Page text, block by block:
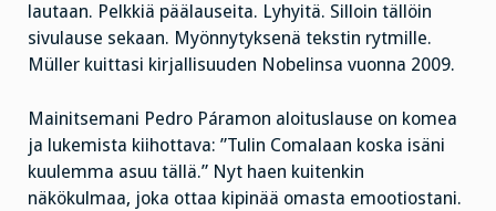
lautaan. Pelkkiä päälauseita. Lyhyitä. Silloin tällöin
sivulause sekaan. Myönnytyksenä tekstin rytmille.
Müller kuittasi kirjallisuuden Nobelinsa vuonna 2009.
Mainitsemani Pedro Páramon aloituslause on komea
ja lukemista kiihottava: ”Tulin Comalaan koska isäni
kuulemma asuu tällä.” Nyt haen kuitenkin
näkökulmaa, joka ottaa kipinää omasta emootiostani.